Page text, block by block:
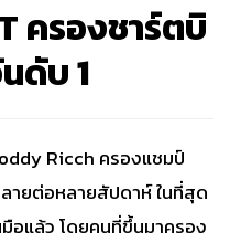
ครองชาร์ตบิ
ดับ 1
Ricch ครองแชมป์
ายต่อหลายสัปดาห์ ในที่สุด
อแล้ว โดยคนที่ขึ้นมาครอง